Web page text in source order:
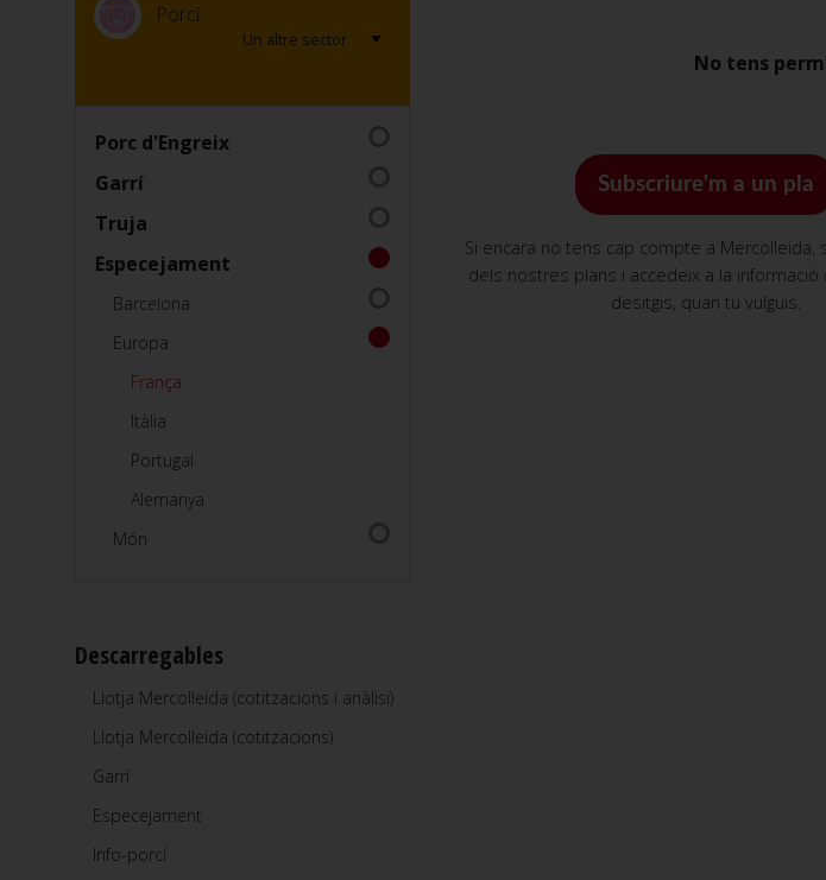
Porcí
Porc d'Engreix
Garrí
Truja
Especejament
Barcelona
Europa
França
Itàlia
Portugal
Alemanya
Món
Descarregables
Llotja Mercolleida (cotitzacions i anàlisi)
Llotja Mercolleida (cotitzacions)
Garrí
Especejament
Info-porcí
No tens
Subscriure'm a un pla
Si encara no tens cap compte a Mercolleida,
dels nostres plans i accedeix a la
desitgis, quan tu vulguis.